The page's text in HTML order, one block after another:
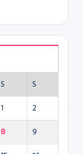
S
S
1
2
8
9